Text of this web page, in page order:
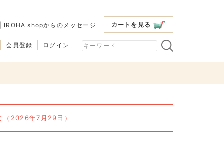
カートを見る
IROHA shopからのメッセージ
会員登録 ログイン
（2026年7月29日）